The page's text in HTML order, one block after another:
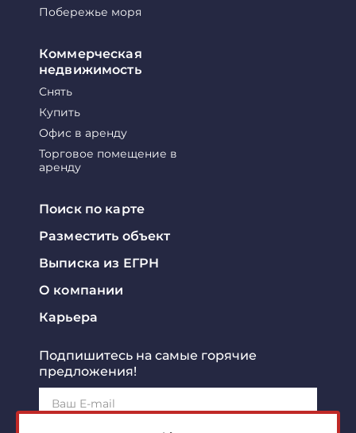
Побережье моря
Коммерческая
недвижимость
Снять
Купить
Офис в аренду
Торговое помещение в
аренду
Поиск по карте
Разместить объект
Выписка из ЕГРН
О компании
Карьера
Подпишитесь на самые горячие
предложения!